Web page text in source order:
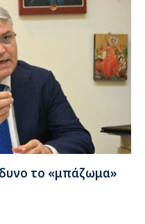
το «μπάζωμα»